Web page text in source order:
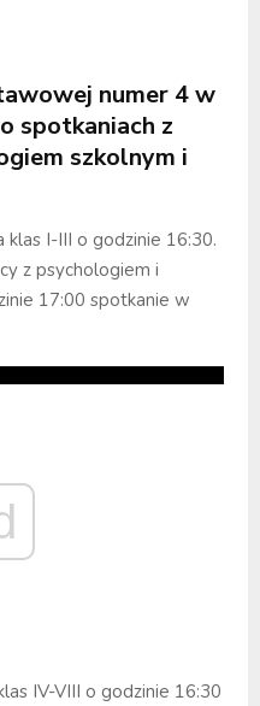
numer 4 w
spotkaniach z
szkolnym i
I-III o godzinie 16:30.
z psychologiem i
17:00 spotkanie w
IV-VIII o godzinie 16:30